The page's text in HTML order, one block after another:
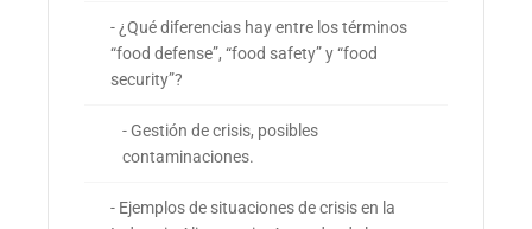
- ¿Qué diferencias hay entre los términos
“food defense”, “food safety” y “food
security”?
- Gestión de crisis, posibles
contaminaciones.
- Ejemplos de situaciones de crisis en la